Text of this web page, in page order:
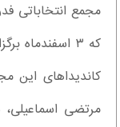
مجمع انتخاباتی
که ۳
کاندیداهای این
مرتضی